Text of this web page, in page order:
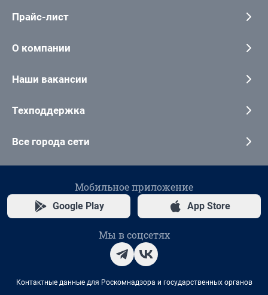
Прайс-лист
О компании
Наши вакансии
Техподдержка
Все города сети
Мобильное приложение
Google Play App Store
Мы в соцсетях
Контактные данные для Роскомнадзора и государственных органов